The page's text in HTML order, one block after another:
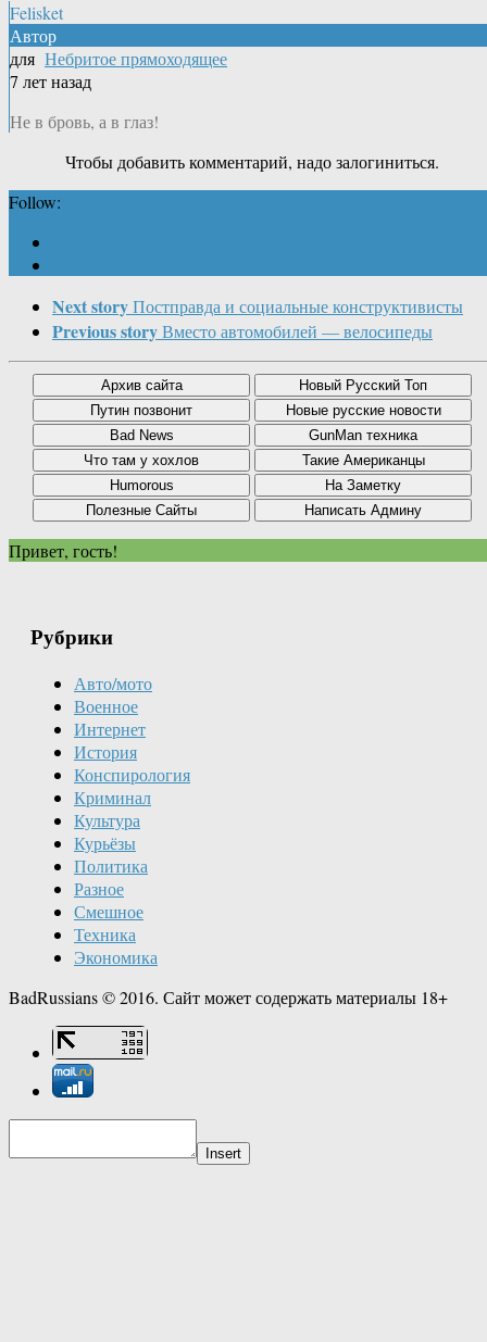
Felisket
Автор
для Небритое прямоходящее
7 лет назад
Не в бровь, а в глаз!
Чтобы добавить комментарий, надо залогиниться.
Follow:
Next storyПостправда и социальные конструктивисты
Previous storyВместо автомобилей — велосипеды
Привет, гость!
Рубрики
Авто/мото
Военное
Интернет
История
Конспирология
Криминал
Культура
Курьёзы
Политика
Разное
Смешное
Техника
Экономика
BadRussians © 2016. Сайт может содержать материалы 18+
Insert